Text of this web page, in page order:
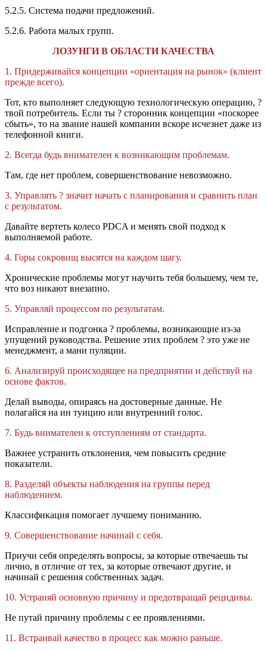
5.2.5. Система подачи предложений.
5.2.6. Работа малых групп.
ЛОЗУНГИ В ОБЛАСТИ КАЧЕСТВА
1. Придерживайся концепции «ориентация на рынок» (клиент
прежде всего).
Тот, кто выполняет следующую технологическую операцию, ?
твой потребитель. Если ты ? сторонник концепции «поскорее
сбыть», то на звание нашей компании вскоре исчезнет даже из
телефонной книги.
2. Всегда будь внимателен к возникающим проблемам.
Там, где нет проблем, совершенствование невозможно.
3. Управлять ? значит начать с планирования и сравнить план
с результатом.
Давайте вертеть колесо PDCA и менять свой подход к
выполняемой работе.
4. Горы сокровищ высятся на каждом шагу.
Хронические проблемы могут научить тебя большему, чем те,
что воз никают внезапно.
5. Управляй процессом по результатам.
Исправление и подгонка ? проблемы, возникающие из-за
упущений руководства. Решение этих проблем ? это уже не
менеджмент, а мани пуляции.
6. Анализируй происходящее на предприятии и действуй на
основе фактов.
Делай выводы, опираясь на достоверные данные. Не
полагайся на ин туицию или внутренний голос.
7. Будь внимателен к отступлениям от стандарта.
Важнее устранить отклонения, чем повысить средние
показатели.
8. Разделяй объекты наблюдения на группы перед
наблюдением.
Классификация помогает лучшему пониманию.
9. Совершенствование начинай с себя.
Приучи себя определять вопросы, за которые отвечаешь ты
лично, в отличие от тех, за которые отвечают другие, и
начинай с решения собственных задач.
10. Устраняй основную причину и предотвращай рецидивы.
Не путай причину проблемы с ее проявлениями.
11. Встраивай качество в процесс как можно раньше.